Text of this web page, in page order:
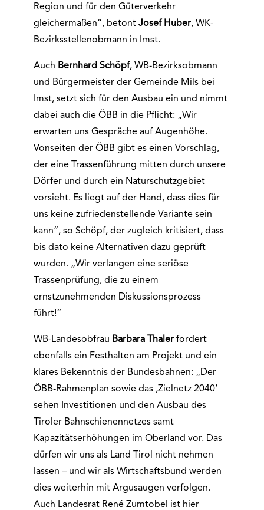
Region und für den Güterverkehr
gleichermaßen“, betontJosef Huber, WK-
Bezirksstellenobmann in Imst.
Auch Bernhard Schöpf, WB-Bezirksobmann
und Bürgermeister der Gemeinde Mils bei
Imst, setzt sich für den Ausbau ein und nimmt
dabei auch die ÖBB in die Pflicht: „Wir
erwarten uns Gespräche auf Augenhöhe.
Vonseiten der ÖBB gibt es einen Vorschlag,
der eine Trassenführung mitten durch unsere
Dörfer und durch ein Naturschutzgebiet
vorsieht. Es liegt auf der Hand, dass dies für
uns keine zufriedenstellende Variante sein
kann“, so Schöpf, der zugleich kritisiert, dass
bis dato keine Alternativen dazu geprüft
wurden. „Wir verlangen eine seriöse
Trassenprüfung, die zu einem
ernstzunehmenden Diskussionsprozess
führt!“
WB-Landesobfrau Barbara Thalerfordert
ebenfalls ein Festhalten am Projekt und ein
klares Bekenntnis der Bundesbahnen: „Der
ÖBB-Rahmenplan sowie das ‚Zielnetz 2040‘
sehen Investitionen und den Ausbau des
Tiroler Bahnschienennetzes samt
Kapazitätserhöhungen im Oberland vor. Das
dürfen wir uns als Land Tirol nicht nehmen
lassen – und wir als Wirtschaftsbund werden
dies weiterhin mit Argusaugen verfolgen.
Auch Landesrat René Zumtobel ist hier